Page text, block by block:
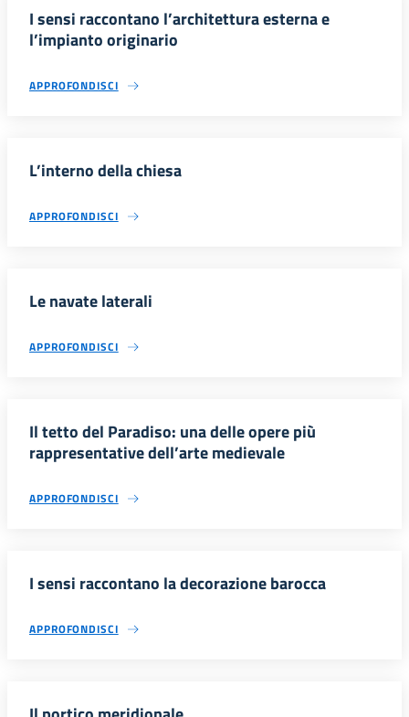
I sensi raccontano l’architettura esterna e
l’impianto originario
APPROFONDISCI
L’interno della chiesa
APPROFONDISCI
Le navate laterali
APPROFONDISCI
Il tetto del Paradiso: una delle opere più
rappresentative dell’arte medievale
APPROFONDISCI
I sensi raccontano la decorazione barocca
APPROFONDISCI